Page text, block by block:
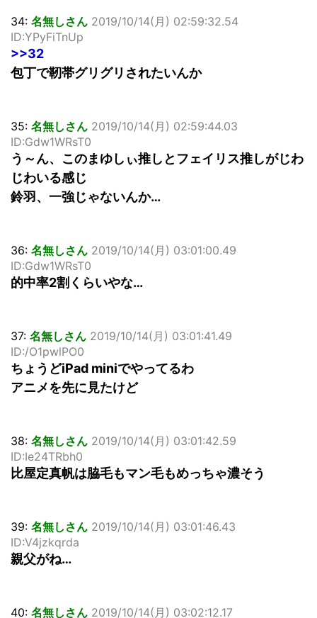
34: 名無しさん 2019/10/14(月) 02:59:32.54
ID:YPyFiTnUp
>>32
包丁で靭帯グリグリされたいんか
35: 名無しさん 2019/10/14(月) 02:59:44.03
ID:Gdw1WRsT0
う～ん、このまゆしぃ推しとフェイリス推しがじわ
じわいる感じ
鈴羽、一強じゃないんか…
36: 名無しさん 2019/10/14(月) 03:01:00.49
ID:Gdw1WRsT0
的中率2割くらいやな…
37: 名無しさん 2019/10/14(月) 03:01:41.49
ID:/O1pwlPO0
ちょうどiPad miniでやってるわ
アニメを先に見たけど
38: 名無しさん 2019/10/14(月) 03:01:42.59
ID:Ie24TRbh0
比屋定真帆は脇毛もマン毛もめっちゃ濃そう
39: 名無しさん 2019/10/14(月) 03:01:46.43
ID:V4jzkqrda
親父がね…
40: 名無しさん 2019/10/14(月) 03:02:12.17